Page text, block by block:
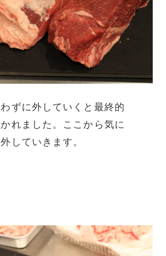
ずに外していくと最終的
れました。ここから気に
していきます。